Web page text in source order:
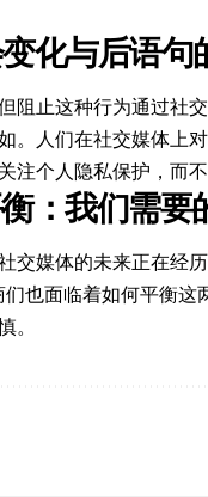
化与后语句
阻止这种行为通过社
。人们在社交媒体上
注个人隐私保护，而
：我们需
交媒体的未来正在经
也面临着如何平衡